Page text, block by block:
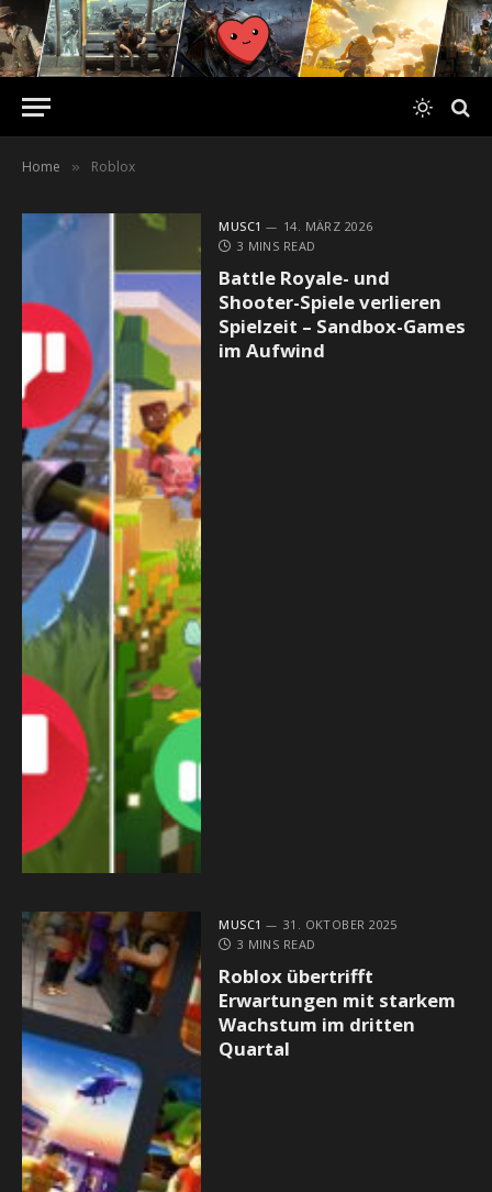
Home » Roblox
MUSC1
14. MÄRZ 2026
3 MINS READ
Battle Royale- und
Shooter-Spiele verlieren
Spielzeit – Sandbox-Games
im Aufwind
MUSC1
31. OKTOBER 2025
3 MINS READ
Roblox übertrifft
Erwartungen mit starkem
Wachstum im dritten
Quartal